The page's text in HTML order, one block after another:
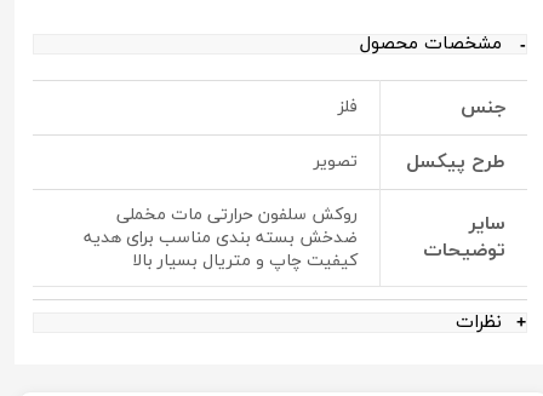
مشخصات محصول
جنس فلز
طرح پیکسل تصویر
سایر
توضیحات
روکش سلفون حرارتی مات مخملی
ضدخش بسته بندی مناسب برای هدیه
کیفیت چاپ و متریال بسیار بالا
نظرات